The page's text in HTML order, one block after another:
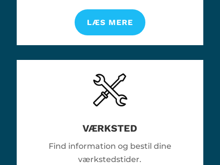
LÆS MERE
VÆRKSTED
Find information og bestil dine
værkstedstider.